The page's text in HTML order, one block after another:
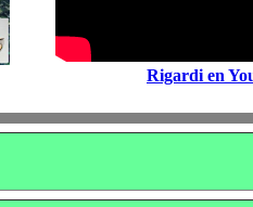
Rigardi en